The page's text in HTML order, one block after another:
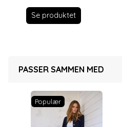
Se produktet
PASSER SAMMEN MED
Populær